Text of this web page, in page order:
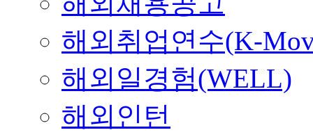
해외취업연수(K-
해외일경험(WELL)
해외인턴